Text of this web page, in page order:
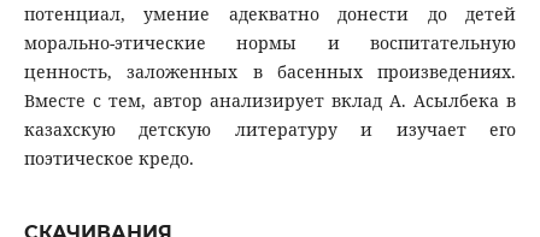
потенциал, умение адекватно донести до детей
морально-этические нормы и воспитательную
ценность, заложенных в басенных произведениях.
Вместе с тем, автор анализирует вклад А. Асылбека в
казахскую детскую литературу и изучает его
поэтическое кредо.